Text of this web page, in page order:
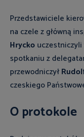
Przedstawiciele
na czele z główną
Hrycko uczestniczyli
spotkaniu z
przewodniczył
czeskiego
O protokole